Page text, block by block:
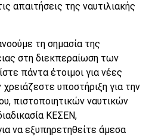
απαιτήσεις της ναυτιλιακής
τη σημασία της
στη διεκπεραίωση των
πάντα έτοιμοι για νέες
υποστήριξη για την
πιστοποιητικών ναυτικών
ΚΕΣΕΝ,
να εξυπηρετηθείτε άμεσα